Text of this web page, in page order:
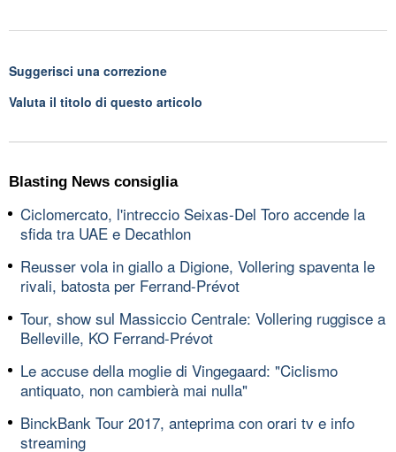
Suggerisci una correzione
Valuta il titolo di questo articolo
Blasting News consiglia
Ciclomercato, l'intreccio Seixas-Del Toro accende la
sfida tra UAE e Decathlon
Reusser vola in giallo a Digione, Vollering spaventa le
rivali, batosta per Ferrand-Prévot
Tour, show sul Massiccio Centrale: Vollering ruggisce a
Belleville, KO Ferrand-Prévot
Le accuse della moglie di Vingegaard: "Ciclismo
antiquato, non cambierà mai nulla"
BinckBank Tour 2017, anteprima con orari tv e info
streaming